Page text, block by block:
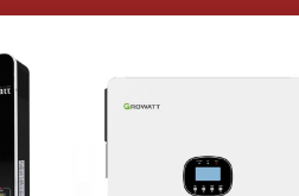
افزودن